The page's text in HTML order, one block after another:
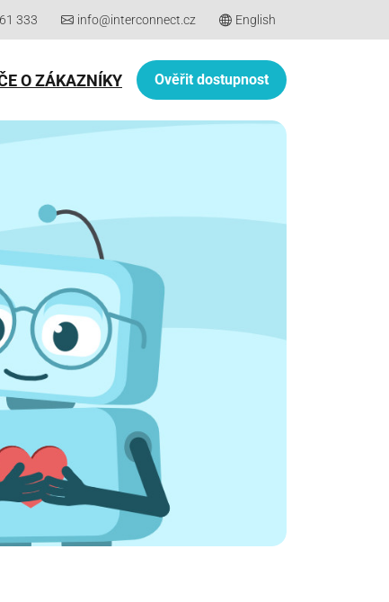
333 info@interconnect.cz English
O ZÁKAZNÍKY Ověřit dostupnost